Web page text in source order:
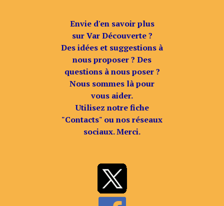
Envie d'en savoir plus
sur Var Découverte ?
Des idées et suggestions à
nous proposer ? Des
questions à nous poser ?
Nous sommes là pour
vous aider.
Utilisez notre fiche
"Contacts" ou nos réseaux
sociaux. Merci.